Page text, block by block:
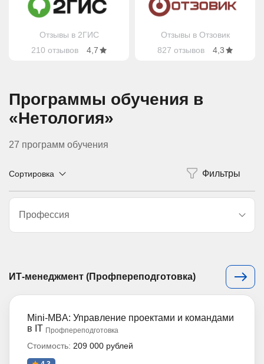
Отзывы в 2ГИС
210 отзывов
4,7
Отзывы в Отзовик
827 отзывов
4,3
Программы обучения в
«Нетология»
27 программ обучения
Профессия
Сортировка
ИТ-менеджмент (Профпереподготовка)
Mini-MBA: Управление проектами и командами
в IT Профпереподготовка
Стоимость: 209 000 рублей